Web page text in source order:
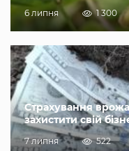
6 липня 1 300
Страхування
захистити свій
7 липня 522